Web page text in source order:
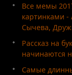
Все мемы
картинками
Сычева,
Рассказ на
начинаются
Самые